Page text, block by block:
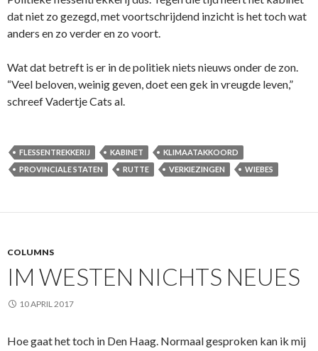
dat niet zo gezegd, met voortschrijdend inzicht is het toch wat
anders en zo verder en zo voort.
Wat dat betreft is er in de politiek niets nieuws onder de zon.
“Veel beloven, weinig geven, doet een gek in vreugde leven,”
schreef Vadertje Cats al.
FLESSENTREKKERIJ KABINET
KLIMAATAKKOORD
PROVINCIALE STATEN
RUTTE VERKIEZINGEN WIEBES
COLUMNS
IM WESTEN NICHTS NEUES
10 APRIL 2017
Hoe gaat het toch in Den Haag. Normaal gesproken kan ik mij